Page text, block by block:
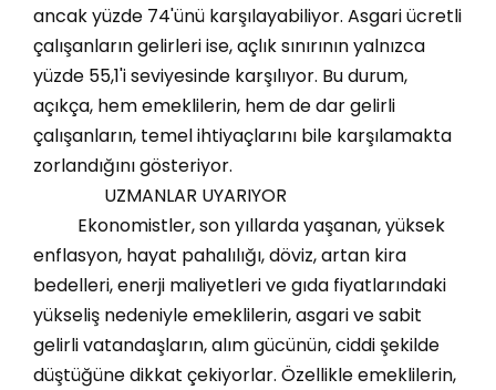
ancak yüzde 74'ünü karşılayabiliyor. Asgari ücretli
çalışanların gelirleri ise, açlık sınırının yalnızca
yüzde 55,1'i seviyesinde karşılıyor. Bu durum,
açıkça, hem emeklilerin, hem de dar gelirli
çalışanların, temel ihtiyaçlarını bile karşılamakta
zorlandığını gösteriyor.
UZMANLAR UYARIYOR
Ekonomistler, son yıllarda yaşanan, yüksek
enflasyon, hayat pahalılığı, döviz, artan kira
bedelleri, enerji maliyetleri ve gıda fiyatlarındaki
yükseliş nedeniyle emeklilerin, asgari ve sabit
gelirli vatandaşların, alım gücünün, ciddi şekilde
düştüğüne dikkat çekiyorlar. Özellikle emeklilerin,